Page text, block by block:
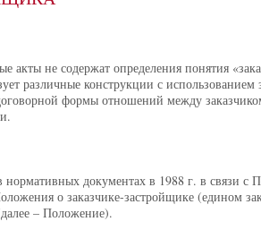
не содержат определения понятия
различные конструкции с использованием
формы отношений между
документах в 1988 г. в связи с
о заказчике-застройщике (едином
– Положение).